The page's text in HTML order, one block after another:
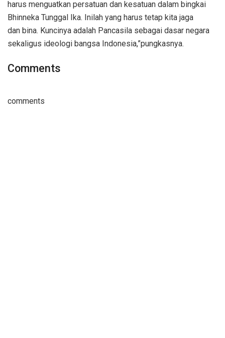
harus menguatkan persatuan dan kesatuan dalam bingkai
Bhinneka Tunggal Ika. Inilah yang harus tetap kita jaga
dan bina. Kuncinya adalah Pancasila sebagai dasar negara
sekaligus ideologi bangsa Indonesia,”pungkasnya.
Comments
comments